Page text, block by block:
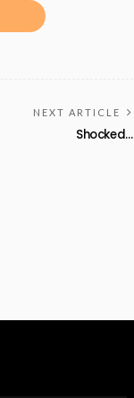
NEXT ARTICLE
Shocked…